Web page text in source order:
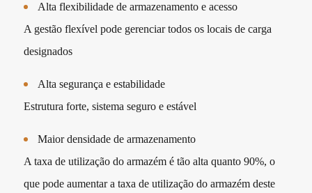
Alta flexibilidade de armazenamento e acesso
A gestão flexível pode gerenciar todos os locais de carga
designados
Alta segurança e estabilidade
Estrutura forte, sistema seguro e estável
Maior densidade de armazenamento
A taxa de utilização do armazém é tão alta quanto 90%, o
que pode aumentar a taxa de utilização do armazém deste